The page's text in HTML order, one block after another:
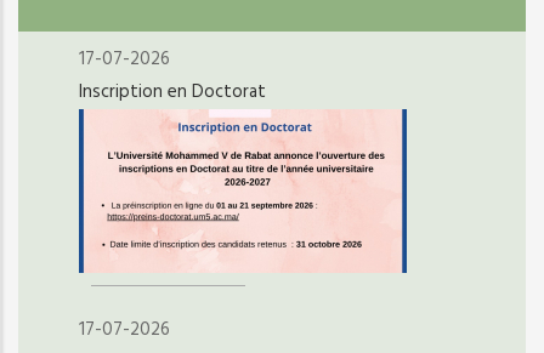
17-07-2026
Inscription en Doctorat
17-07-2026